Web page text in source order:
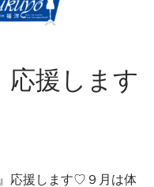
援します
応援します♡９月は体